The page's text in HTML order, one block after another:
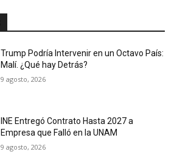
Trump Podría Intervenir en un Octavo País:
Malí. ¿Qué hay Detrás?
9 agosto, 2026
INE Entregó Contrato Hasta 2027 a
Empresa que Falló en la UNAM
9 agosto, 2026